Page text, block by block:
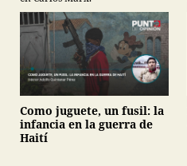
Como juguete, un fusil: la
infancia en la guerra de
Haití